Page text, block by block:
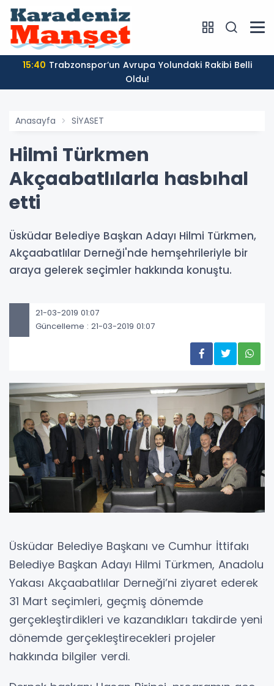
15:40
Oldu!
Anasayfa SİYASET
Hilmi Türkmen
Akçaabatlılarla hasbıhal
etti
Üsküdar Belediye Başkan Adayı Hilmi Türkmen,
Akçaabatlılar Derneği'nde hemşehrileriyle bir
araya gelerek seçimler hakkında konuştu.
21-03-2019 01:07
Güncelleme : 21-03-2019 01:07
Üsküdar Belediye Başkanı ve Cumhur İttifakı
Belediye Başkan Adayı Hilmi Türkmen, Anadolu
Yakası Akçaabatlılar Derneği’ni ziyaret ederek
31 Mart seçimleri, geçmiş dönemde
gerçekleştirdikleri ve kazandıkları takdirde yeni
dönemde gerçekleştirecekleri projeler
hakkında bilgiler verdi.